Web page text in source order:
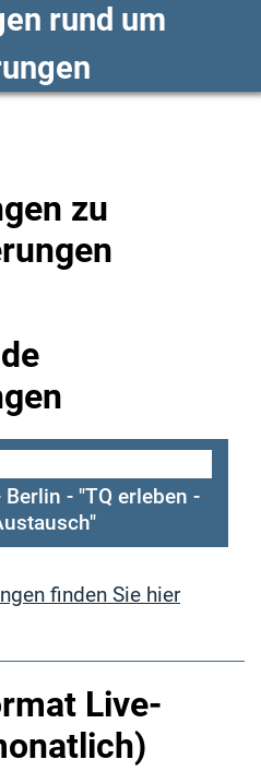
rund um
zu
- "TQ erleben -
und im
finden Sie hier
Live-